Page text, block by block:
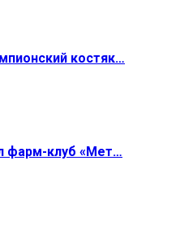
костяк…
фарм-клуб «Мет…